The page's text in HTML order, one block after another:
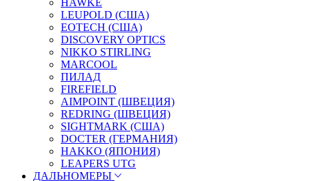
HAWKE
LEUPOLD (США)
EOTECH (США)
DISCOVERY OPTICS
NIKKO STIRLING
MARCOOL
ПИЛАД
FIREFIELD
AIMPOINT (ШВЕЦИЯ)
REDRING (ШВЕЦИЯ)
SIGHTMARK (США)
DOCTER (ГЕРМАНИЯ)
HAKKO (ЯПОНИЯ)
LEAPERS UTG
ДАЛЬНОМЕРЫ